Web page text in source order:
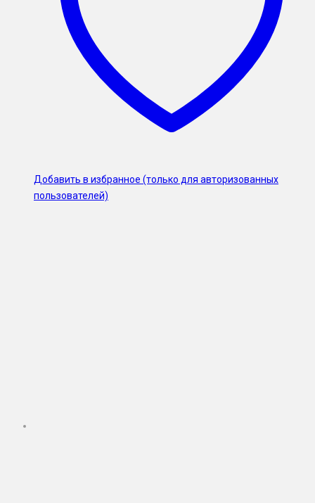
Добавить в избранное (только для авторизованных
пользователей)